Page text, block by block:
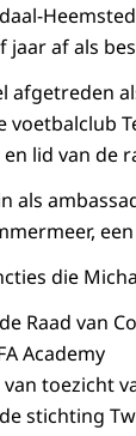
jaar af als
afgetreden
voetbalclub
lid van de
als
die
Raad van
Academy
toezicht
stichting